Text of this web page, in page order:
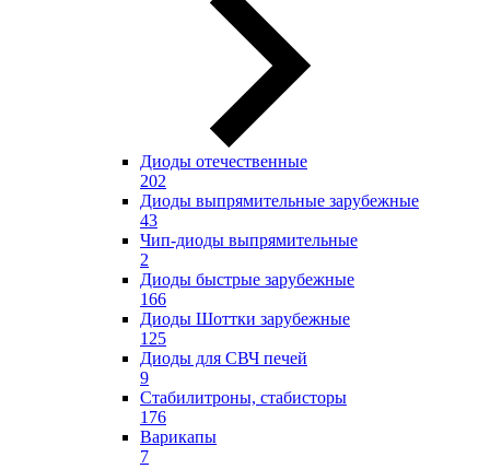
Диоды отечественные
202
Диоды выпрямительные зарубежные
43
Чип-диоды выпрямительные
2
Диоды быстрые зарубежные
166
Диоды Шоттки зарубежные
125
Диоды для СВЧ печей
9
Стабилитроны, стабисторы
176
Варикапы
7